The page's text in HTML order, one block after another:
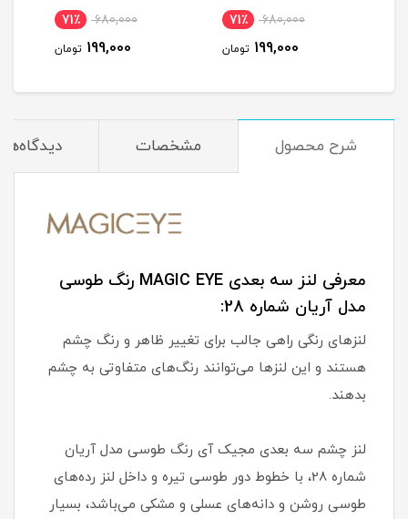
680,000 71٪
199,000 تومان
680,000 71٪
199,000 تومان
شرح محصول مشخصات دیدگاه‌ها
معرفی لنز سه بعدی MAGIC EYE رنگ طوسی
مدل آریان شماره 28:
لنزهای رنگی راهی جالب برای تغییر ظاهر و رنگ چشم
هستند و این لنزها می‌توانند رنگ‌های متفاوتی به چشم
بدهند.
لنز چشم سه بعدی مجیک آی رنگ طوسی مدل آریان
شماره 28، با خطوط دور طوسی تیره و داخل لنز رده‌های
طوسی روشن و دانه‌های عسلی و مشکی می‌باشد، بسیار